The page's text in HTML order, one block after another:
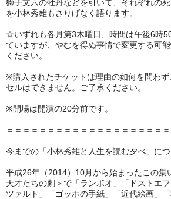
獅子文六の牡丹などを引いて、それぞれの
を小林秀雄もさりげなく語ります。
☆いずれも各月第3木曜日、時間は午後6時
ていますが、やむを得ぬ事情で変更する可
ください。
※購入されたチケットは理由の如何を問わ
セルはできません。ご了承ください。
※開場は開演の20分前です。
＝＝＝＝＝＝＝＝＝＝＝＝＝＝＝＝＝＝＝
今までの「小林秀雄と人生を読む夕べ」に
平成26年（2014）10月から始まったこの
天才たちの劇＞で「ランボオ」「ドストエ
ツァルト」「ゴッホの手紙」「近代絵画」